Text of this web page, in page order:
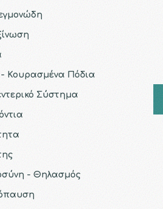
Κουρασμένα Πόδια
Σύστημα
- Θηλασμός